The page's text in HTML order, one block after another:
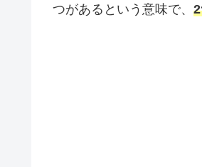
つがあるという意味で、